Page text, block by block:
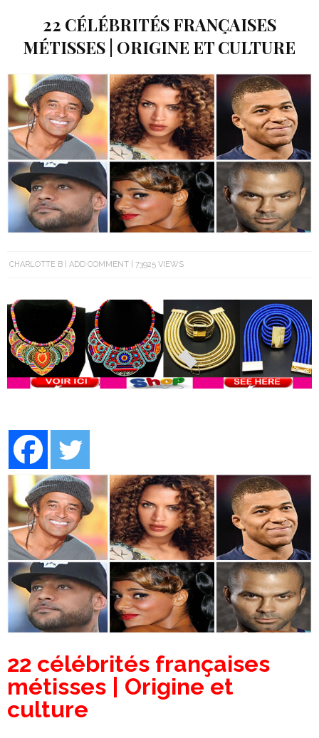
22 CÉLÉBRITÉS FRANÇAISES
MÉTISSES | ORIGINE ET CULTURE
CHARLOTTE B ADD COMMENT 73925 VIEWS
22 célébrités françaises
métisses | Origine et
culture